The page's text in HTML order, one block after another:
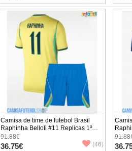
Camisa de time de futebol Brasil
Raphinha Belloli #11 Replicas 1º
Equipamento Infantil Mundo 2026
Manga Curta (+ Calças curtas)
91.88€
36.75€ (46)